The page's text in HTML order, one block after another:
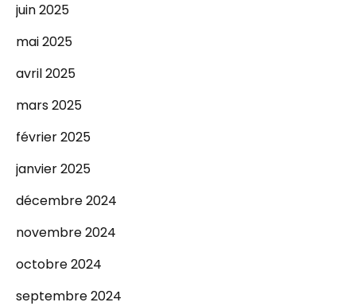
juin 2025
mai 2025
avril 2025
mars 2025
février 2025
janvier 2025
décembre 2024
novembre 2024
octobre 2024
septembre 2024